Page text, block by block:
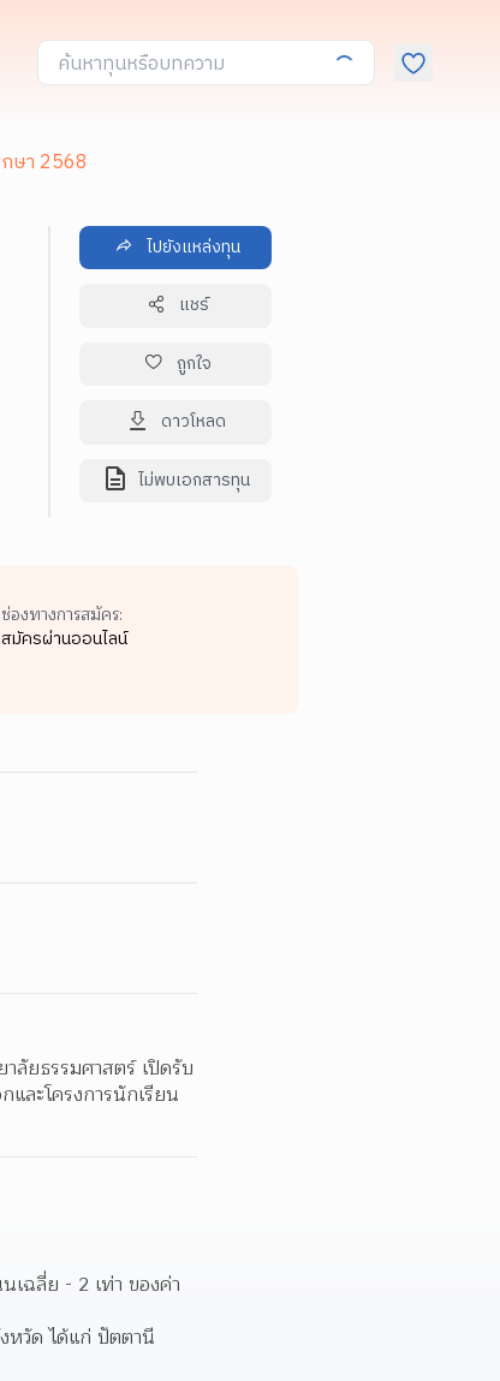
ษา 2568
ไปยังแหล่งทุน
แชร์
ถูกใจ
ดาวโหลด
ไม่พบเอกสารทุน
ช่องทางการสมัคร:
สมัครผ่านออนไลน์
ลัยธรรมศาสตร์ เปิดรับ
ละโครงการนักเรียน
เฉลี่ย - 2 เท่า ของค่า
หวัด ได้แก่ ปัตตานี